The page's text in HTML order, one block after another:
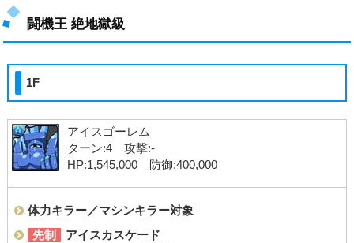
闘機王 絶地獄級
1F
アイスゴーレム
ターン:4 攻撃:-
HP:1,545,000 防御:400,000
体力キラー／マシンキラー対象
先制
アイスカスケード